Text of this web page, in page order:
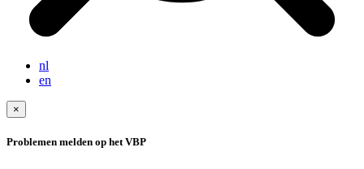
nl
en
×
Problemen melden op het VBP